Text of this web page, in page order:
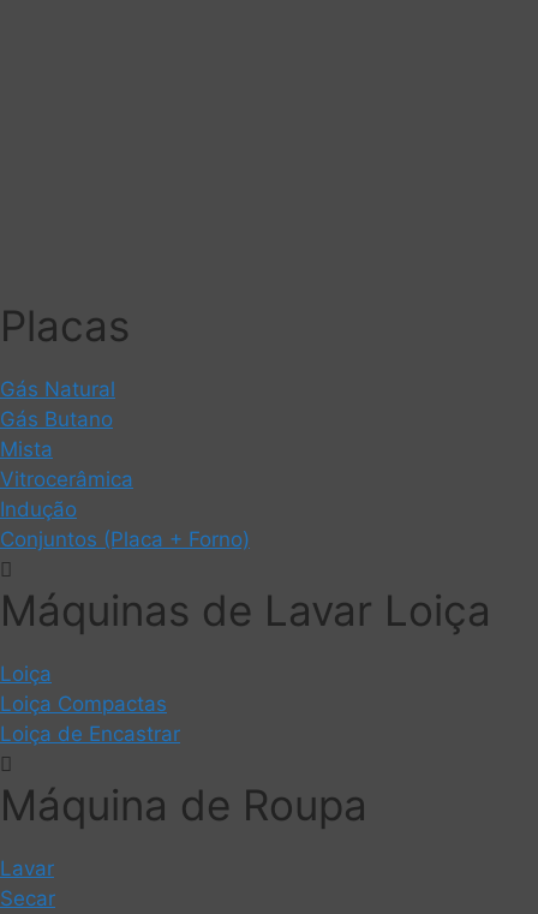
Placas
Gás Natural
Gás Butano
Mista
Vitrocerâmica
Indução
Conjuntos (Placa + Forno)
Máquinas de Lavar Loiça
Loiça
Loiça Compactas
Loiça de Encastrar
Máquina de Roupa
Lavar
Secar